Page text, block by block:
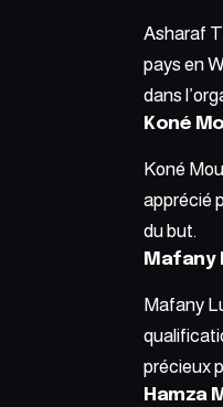
Asharaf
pays en
dans
Koné
Koné
apprécié
du but.
Mafany
Mafany
précieux
Hamza